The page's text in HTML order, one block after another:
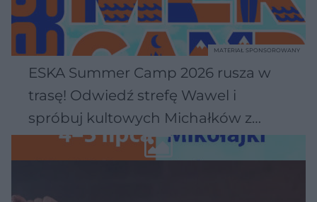
ESKA Summer Camp 2026 rusza w
trasę! Odwiedź strefę Wawel i
spróbuj kultowych Michałków z
Wawelu
MATERIAŁ SPONSOROWANY